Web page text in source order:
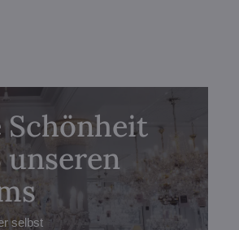
Schönheit
selbst